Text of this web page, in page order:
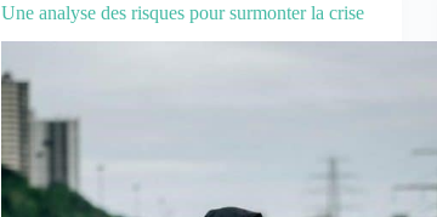
Une analyse des risques pour surmonter la crise